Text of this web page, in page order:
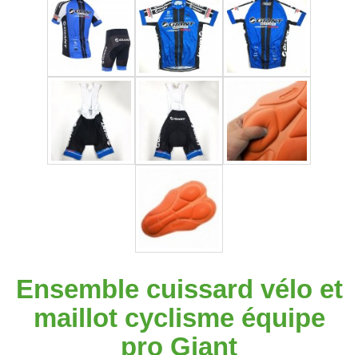
Ensemble cuissard vélo et
maillot cyclisme équipe
pro Giant